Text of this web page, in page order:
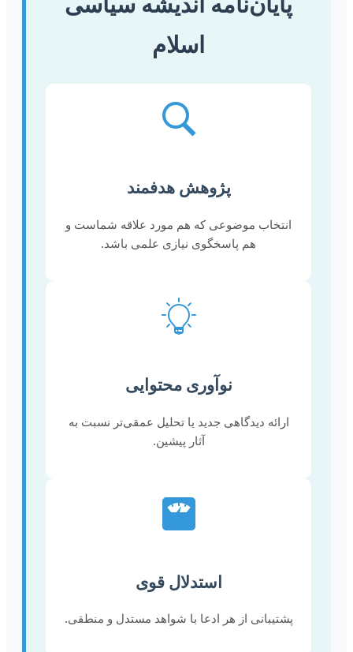
اسلام
پژوهش هدفمند
انتخاب موضوعی که هم مورد علاقه شماست و
هم پاسخگوی نیازی علمی باشد.
نوآوری محتوایی
ارائه دیدگاهی جدید یا تحلیل عمقی‌تر نسبت به
آثار پیشین.
استدلال قوی
پشتیبانی از هر ادعا با شواهد مستدل و منطقی.